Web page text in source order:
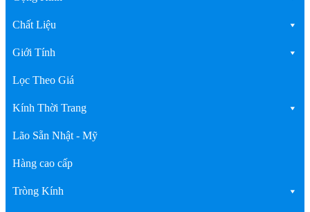
Chất Liệu
Giới Tính
Lọc Theo Giá
Kính Thời Trang
Lão Sẵn Nhật - Mỹ
Hàng cao cấp
Tròng Kính